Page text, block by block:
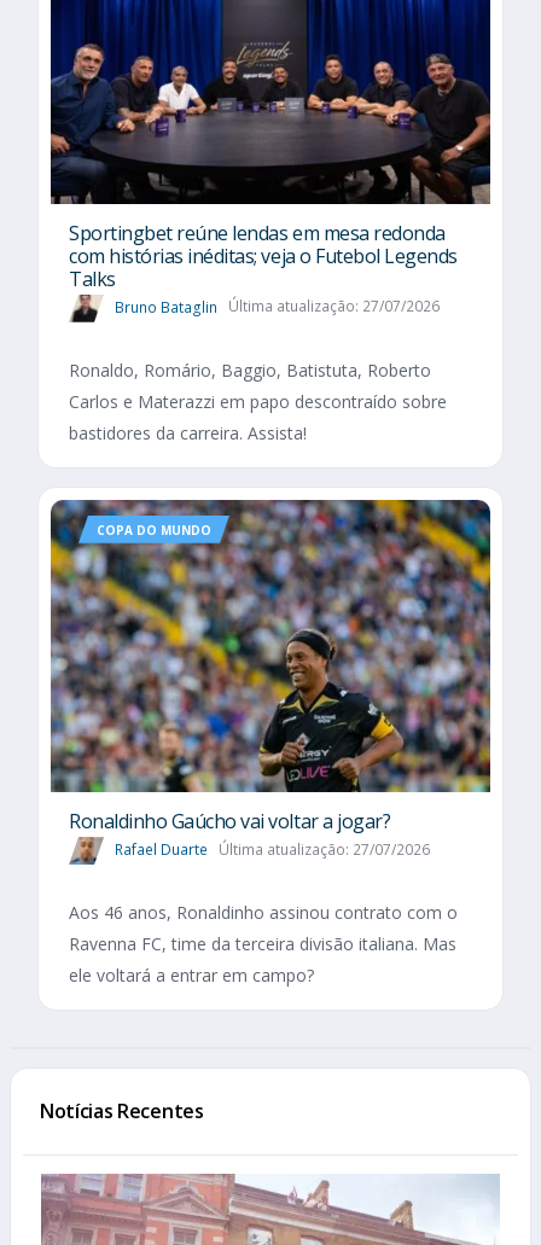
Sportingbet reúne lendas em mesa redonda
com histórias inéditas; veja o Futebol Legends
Talks
Bruno Bataglin Última atualização: 27/07/2026
Ronaldo, Romário, Baggio, Batistuta, Roberto
Carlos e Materazzi em papo descontraído sobre
bastidores da carreira. Assista!
COPA DO MUNDO
Ronaldinho Gaúcho vai voltar a jogar?
Rafael Duarte Última atualização: 27/07/2026
Aos 46 anos, Ronaldinho assinou contrato com o
Ravenna FC, time da terceira divisão italiana. Mas
ele voltará a entrar em campo?
Notícias Recentes